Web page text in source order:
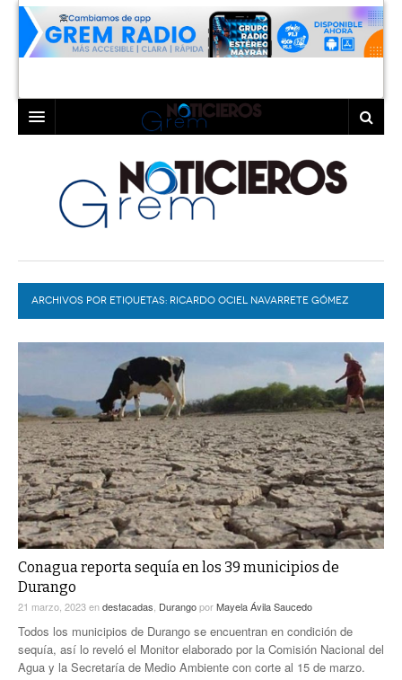
LAGUNA
TORREÓN
GÓMEZ PALACIO
LERDO
COAHUILA
DURANGO
DEPORTES
EL EXACTO
EXA INFORMA
GLOBO
CONTEXTOS
TRAYECTO LAGUNA
A MEDIA MAÑANA
A TODA LEY
DIÁLOGOS CON LA HISTORIA
TWEETS AND BEATS
LA MEJOR 97.1 ESTÉREO GALLITO
ACTUALIDADES GREM
PULSO
LA MEJOR INFORMACIÓN
COLABORADORES
PC29
ACTUALIDADES GREM
ARCHIVOS POR ETIQUETAS: RICARDO OCIEL NAVARRETE GÓMEZ
Conagua reporta sequía en los 39 municipios de
Durango
21 marzo, 2023endestacadas DurangoporMayela Ávila Saucedo
Todos los municipios de Durango se encuentran en condición de
sequía, así lo reveló el Monitor elaborado por la Comisión Nacional del
Agua y la Secretaría de Medio Ambiente con corte al 15 de marzo.